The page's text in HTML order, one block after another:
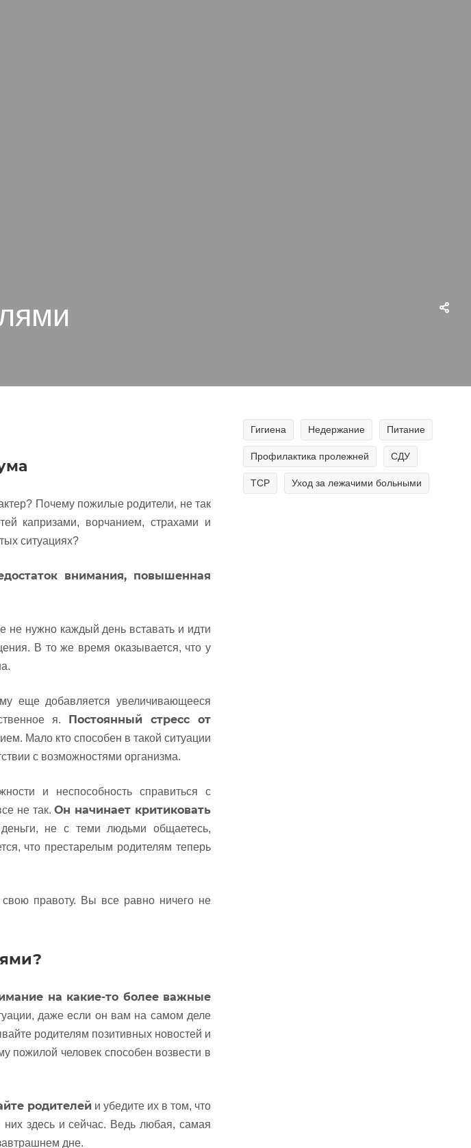
Почему пожилые родители, не так
капризами, ворчанием, страхами и
ситуациях?
внимания, повышенная
не нужно каждый день вставать и идти
В то же время оказывается, что у
еще добавляется увеличивающееся
я.
Постоянный стресс от
Мало кто способен в такой ситуации
с возможностями организма.
и неспособность справиться с
не так.Он начинает критиковать
не с теми людьми общаетесь,
что престарелым родителям теперь
правоту. Вы все равно ничего не
на какие-то более важные
даже если он вам на самом деле
родителям позитивных новостей и
человек способен возвести в
родителей и убедите их в том, что
здесь и сейчас. Ведь любая, самая
дне.
Гигиена Недержание Питание
Профилактика пролежней СДУ
ТСР Уход за лежачими больными